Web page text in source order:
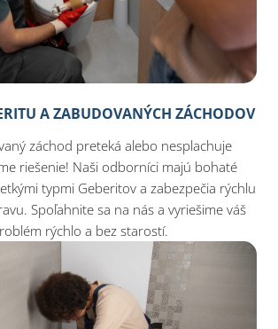
A ZABUDOVANÝCH ZÁCHODOV
záchod preteká alebo nesplachuje
riešenie! Naši odborníci majú bohaté
typmi Geberitov a zabezpečia rýchlu
Spoľahnite sa na nás a vyriešime váš
rýchlo a bez starostí.